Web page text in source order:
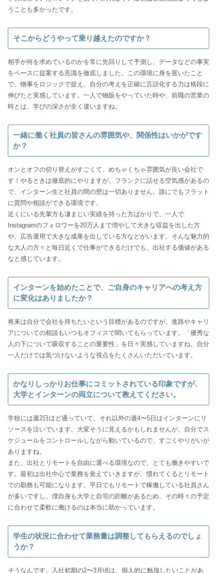
うことも多かったです。
そこからどうやって乗り越えたのですか？
相手が何を求めているのかを常に先回りして予測し、データなどの事実
をベースに提案する意識を徹底しました。この環境に身を置いたこと
で、物事をロジックで捉え、自分の考えを正確に言語化する力は格段に
伸びたと実感しています。一人で物販をやっていた時や、前職の営業の
時とは、学びの深さが全く違いますね。
一緒に働く社員の皆さんの雰囲気や、関係性はいかがです
か？
オンとオフの切り替えがすごくて、めちゃくちゃ雰囲気が良い会社で
す！やるときは徹底的にやりますが、フランクに話せる空気感があるの
で、インターン生と社員の間の壁は一切ありません。誰にでもフラット
に質問や相談ができる環境です。
近くにいる先輩方も凄まじい実績を持った方ばかりで、一人で
Instagramのフォロワーを20万人まで増やして大きな収益を出した方
や、広告運用で大きな成果を出している方などがいます。そんな魅力的
な大人の方々と毎日近くで仕事ができるだけでも、出社する価値がある
なと感じています。
インターンを始めたことで、ご自身のキャリアへの考え方
に変化はありましたか？
将来は自分で会社を持ちたいという目標があるのですが、進路やキャリ
アについての相談もいつもオフィスで聞いてもらっています。「優秀な
人の下について吸収することの重要性」を日々実感していますね。自分
一人だけでは気づけないような視点をたくさんいただいています。
かなりしっかりお仕事にコミットされている印象ですが、
大学とインターンの両立について教えてください。
学校には週2日ほど通っていて、それ以外の週4〜5日はインターンにリ
ソースを注いでいます。大変そうに見えるかもしれませんが、自分でス
ケジュールをコントロールしながら動いているので、すごくやりがいが
ありますね。
また、出社とリモートを自由に選べる環境なので、とても働きやすいで
す。最初は出社中心で業務を覚えていきますが、慣れてくるとリモート
での勤務も可能になります。平日でもリモートで稼働している社員さん
が多いですし、僕自身も大学と自宅の距離があるため、その時々の予定
に合わせて柔軟に働けるのは本当に助かっています。
学生の状況に合わせて業務量は調整してもらえるのでしょ
うか？
そうなんです。入社初期の2〜3月頃は、個人的に勉強したいことがあ